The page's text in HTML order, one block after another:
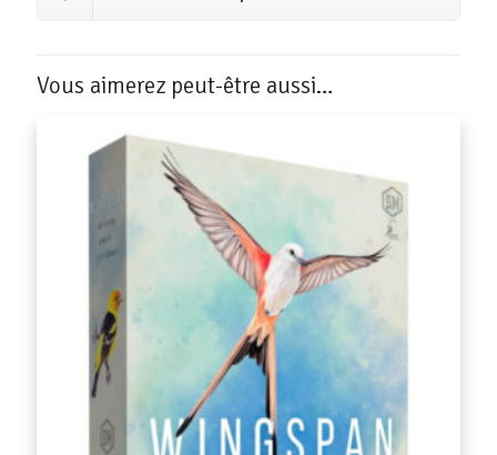
Vous aimerez peut-être aussi…